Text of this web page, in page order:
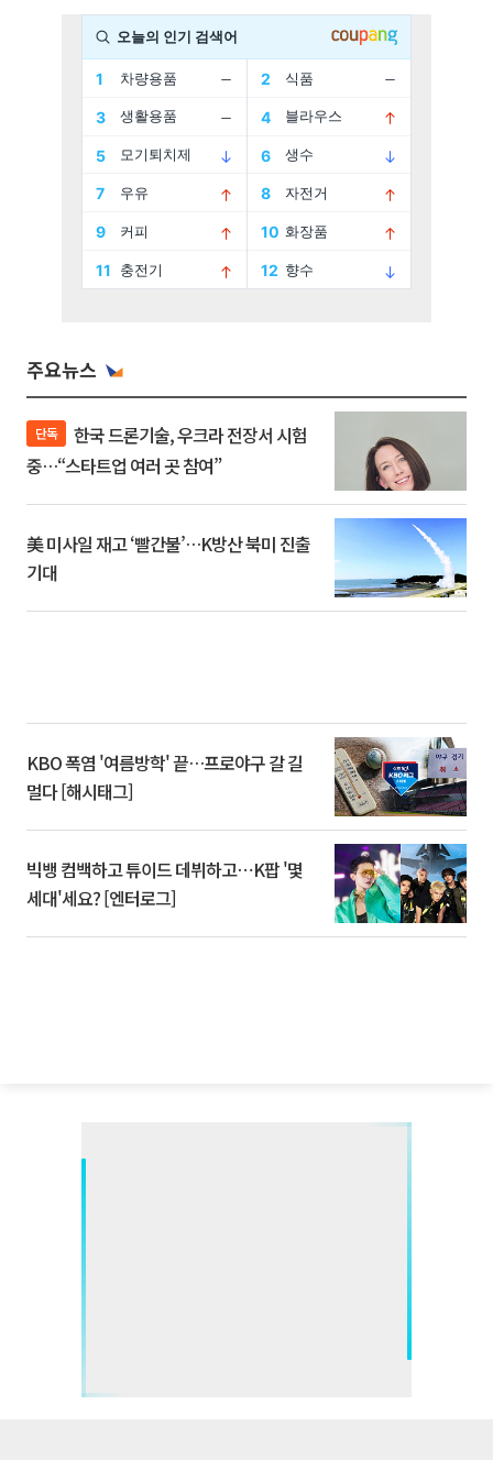
주요뉴스
단독
중…“스타트업 여러 곳 참여”
美 미사일 재고 ‘빨간불’…K방산 북미 진출
기대
KBO 폭염 '여름방학' 끝…프로야구 갈 길
멀다 [해시태그]
빅뱅 컴백하고 튜이드 데뷔하고⋯K팝 '몇
세대'세요? [엔터로그]